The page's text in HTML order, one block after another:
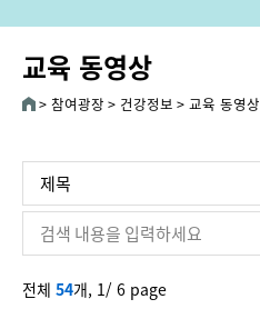
교육 동영상
참여광장 건강정보 교육 동영상
전체 54개, 1/ 6 page